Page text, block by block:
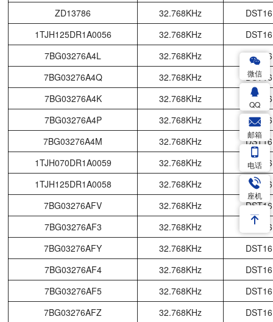
ZD13786
32.768KHz
1TJH125DR1A0056
32.768KHz
7BG03276A4L
32.768KHz
7BG03276A4Q
32.768KHz
7BG03276A4K
32.768KHz
7BG03276A4P
32.768KHz
7BG03276A4M
32.768KHz
1TJH070DR1A0059
32.768KHz
1TJH125DR1A0058
32.768KHz
7BG03276AFV
32.768KHz
7BG03276AF3
32.768KHz
7BG03276AFY
32.768KHz
7BG03276AF4
32.768KHz
7BG03276AF5
32.768KHz
7BG03276AFZ
32.768KHz
微信
QQ
邮箱
电话
座机